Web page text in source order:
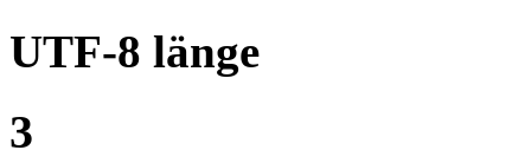
UTF-8 länge
3